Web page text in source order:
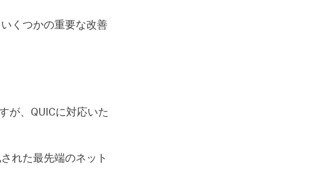
くつかの重要な改善
が、QUICに対応いた
れた最先端のネット